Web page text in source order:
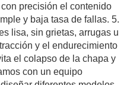
precisión el contenido
y baja tasa de fallas. 5.
lisa, sin grietas, arrugas u
y el endurecimiento
el colapso de la chapa y
con un equipo